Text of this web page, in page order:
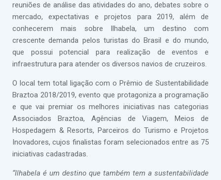
reuniões de análise das atividades do ano, debates sobre o
mercado, expectativas e projetos para 2019, além de
conhecerem mais sobre Ilhabela, um destino com
crescente demanda pelos turistas do Brasil e do mundo,
que possui potencial para realização de eventos e
infraestrutura para atender os diversos navios de cruzeiros.
O local tem total ligação com o Prêmio de Sustentabilidade
Braztoa 2018/2019, evento que protagoniza a programação
e que vai premiar os melhores iniciativas nas categorias
Associados Braztoa, Agências de Viagem, Meios de
Hospedagem & Resorts, Parceiros do Turismo e Projetos
Inovadores, cujos finalistas foram selecionados entre as 75
iniciativas cadastradas.
“Ilhabela é um destino que também tem a sustentabilidade